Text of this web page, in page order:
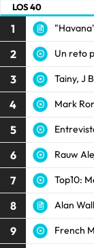
LOS 40
1
2 Un reto
3 Tainy, J
4 Mark
5
6 Rauw
7 Top10:
8 Alan
9 French